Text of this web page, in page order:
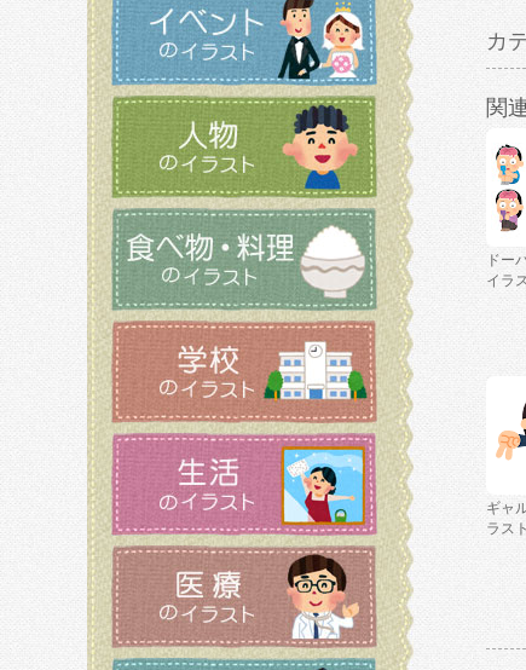
カ
関
ドー
イラ
ギャ
ラスト